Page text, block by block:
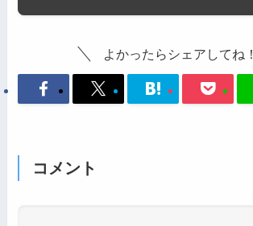
よかったらシェアしてね！
コメント